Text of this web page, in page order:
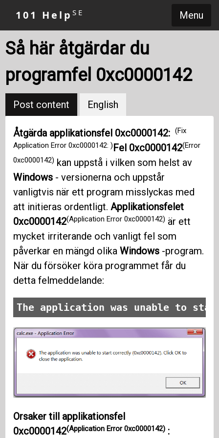
Menu
101 Help SE
Så här åtgärdar du
programfel 0xc0000142
Post content English
Åtgärda applikationsfel 0xc0000142:(Fix
Application Error 0xc0000142: )Fel 0xc0000142(Error
0xc0000142) kan uppstå i vilken som helst av
Windows - versionerna och uppstår
vanligtvis när ett program misslyckas med
att initieras ordentligt.Applikationsfelet
0xc0000142(Application Error 0xc0000142) är ett
mycket irriterande och vanligt fel som
påverkar en mängd olikaWindows -program.
När du försöker köra programmet får du
detta felmeddelande:
The application was unable to
Orsaker till applikationsfel
0xc0000142(Application Error 0xc0000142) :